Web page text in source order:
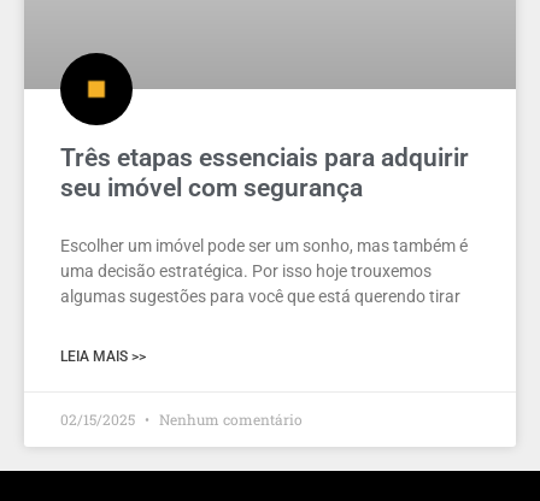
Três etapas essenciais para adquirir
seu imóvel com segurança
Escolher um imóvel pode ser um sonho, mas também é
uma decisão estratégica. Por isso hoje trouxemos
algumas sugestões para você que está querendo tirar
LEIA MAIS >>
02/15/2025 Nenhum comentário